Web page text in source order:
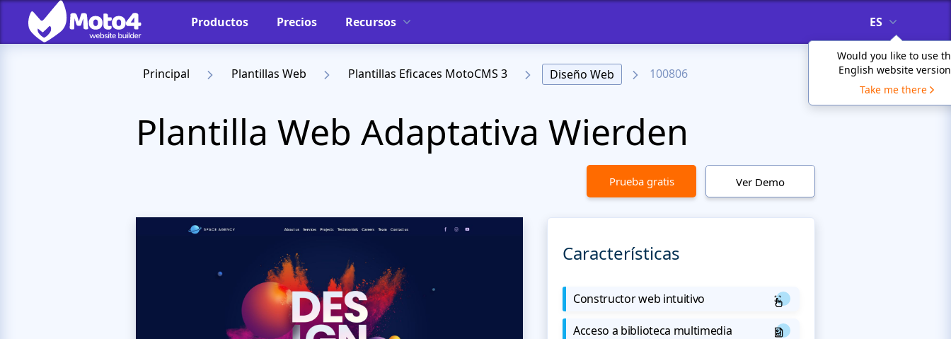
Productos Precios Recursos ES
Would you like to use
English website
Take me there
Principal Plantillas Web Plantillas Eficaces MotoCMS 3 Diseño Web 100806
Plantilla Web Adaptativa Wierden
Prueba gratis Ver Demo
Características
Constructor web intuitivo
Acceso a biblioteca multimedia